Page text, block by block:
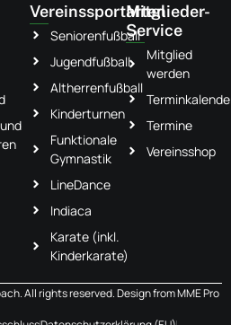
Vereinssportarten
Seniorenfußball
Jugendfußball
Altherrenfußball
Kinderturnen
Funktionale
Gymnastik
LineDance
Indiaca
Karate (inkl.
Kinderkarate)
Mitglieder-
Service
Mitglied
werden
Termine
Vereinsshop
All rights reserved. Design fromMME Pro